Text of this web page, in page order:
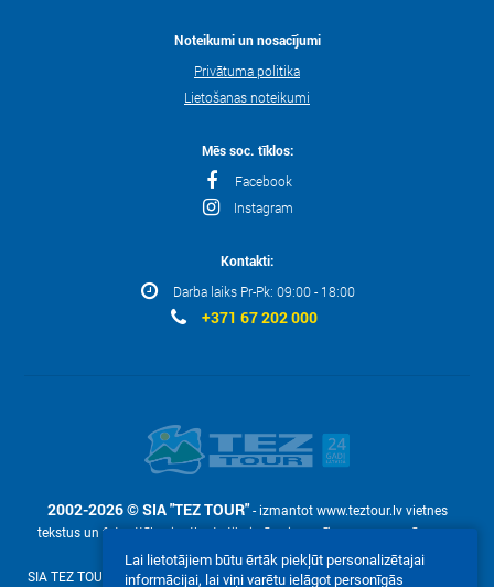
Noteikumi un nosacījumi
Privātuma politika
Lietošanas noteikumi
Mēs soc. tīklos:
Facebook
Instagram
Kontakti:
Darba laiks Pr-Pk: 09:00 - 18:00
+371 67 202 000
2002-2026 © SIA "TEZ TOUR"- izmantot www.teztour.lv vietnes
tekstus un fotoattēlus ir atļauts tikai pēc pieprasījuma – ar uzņēmuma
rakstisku atļauju SIA "TEZ TOUR".
SIA TEZ TOUR (reg. №40003586306, Malduguņu iela 2, Mārupe, Latvija LV-
Lai lietotājiem būtu ērtāk piekļūt personalizētajai
informācijai, lai viņi varētu ielāgot personīgās